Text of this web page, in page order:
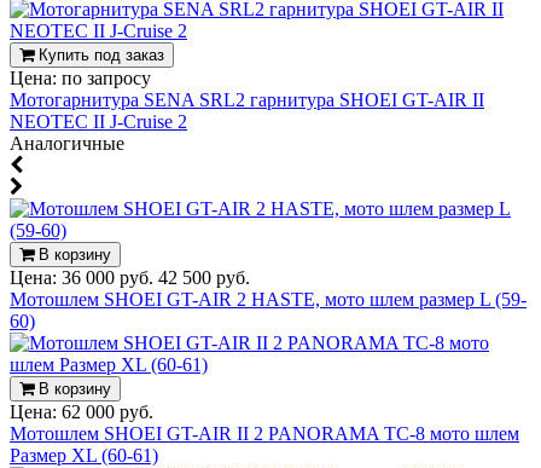
Купить под заказ
Цена: по запросу
Мотогарнитура SENA SRL2 гарнитура SHOEI GT-AIR II
NEOTEC II J-Cruise 2
Аналогичные
В корзину
Цена: 36 000 руб. 42 500 руб.
Мотошлем SHOEI GT-AIR 2 HASTE, мото шлем размер L (59-
60)
В корзину
Цена: 62 000 руб.
Мотошлем SHOEI GT-AIR II 2 PANORAMA TC-8 мото шлем
Размер XL (60-61)